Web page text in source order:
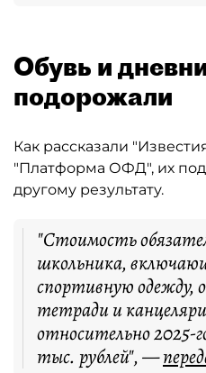
Обувь и
подорожали
Как рассказали
"Платформа ОФД", их
другому результату.
"Стоимость
школьника,
спортивную одежду,
тетради и
относительно 2025-
тыс. рублей", —